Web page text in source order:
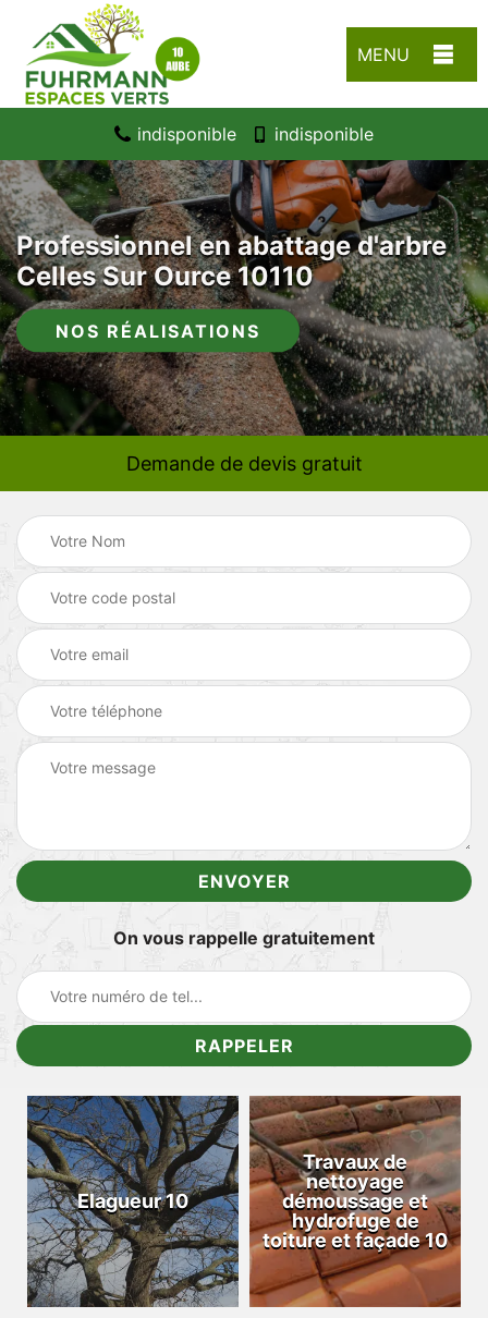
MENU
indisponible indisponible
Professionnel en abattage d'arbre
Celles Sur Ource 10110
NOS RÉALISATIONS
Demande de devis gratuit
On vous rappelle gratuitement
Elagueur 10
Travaux de
nettoyage
démoussage et
hydrofuge de
toiture et façade 10